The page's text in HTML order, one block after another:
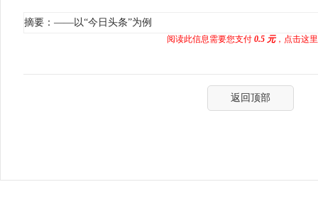
摘要：——以“今日头条”为例
阅读此信息需要您支付 0.5 元，点击这
返回顶部